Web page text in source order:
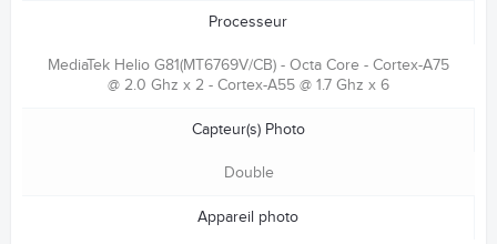
Processeur
MediaTek Helio G81(MT6769V/CB) - Octa Core - Cortex-A75
@ 2.0 Ghz x 2 - Cortex-A55 @ 1.7 Ghz x 6
Capteur(s) Photo
Double
Appareil photo